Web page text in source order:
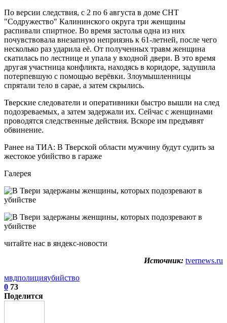
По версии следствия, с 2 по 6 августа в доме СНТ
"Содружество" Калининского округа три женщины
распивали спиртное. Во время застолья одна из них
почувствовала внезапную неприязнь к 61-летней, после чего
несколько раз ударила её. От полученных травм женщина
скатилась по лестнице и упала у входной двери. В это время
другая участница конфликта, находясь в коридоре, задушила
потерпевшую с помощью верёвки. Злоумышленницы
спрятали тело в сарае, а затем скрылись.
Тверские следователи и оперативники быстро вышли на след
подозреваемых, а затем задержали их. Сейчас с женщинами
проводятся следственные действия. Вскоре им предъявят
обвинение.
Ранее на ТИА: В Тверской области мужчину будут судить за
жестокое убийство в гараже
Галерея
читайте нас в яндекс-новости
Источник: tvernews.ru
мвдполицияубийство
0 73
Поделится